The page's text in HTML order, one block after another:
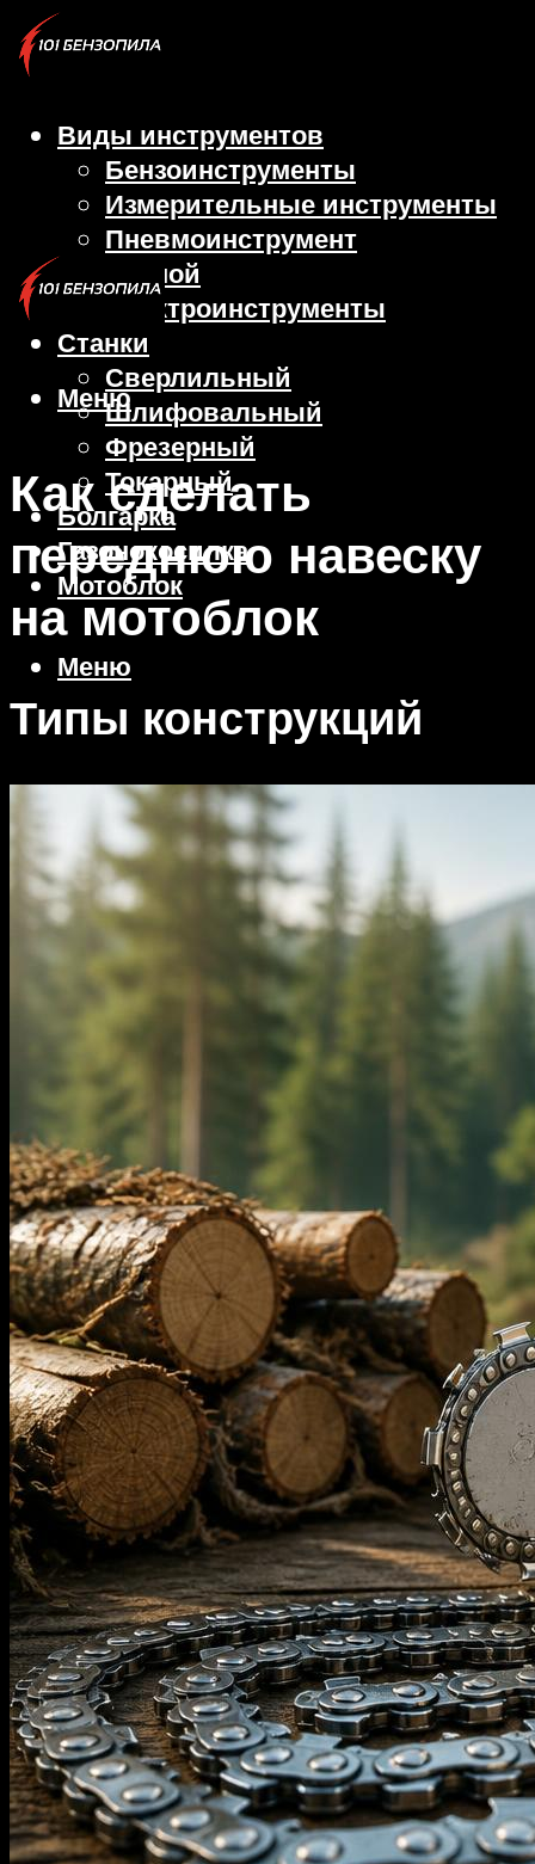
Виды инструментов
Бензоинструменты
Измерительные инструменты
Пневмоинструмент
Ручной
Электроинструменты
Станки
Сверлильный
Шлифовальный
Фрезерный
Токарный
Болгарка
Газонокосилка
Мотоблок
Меню
Меню
Как сделать
переднюю навеску
на мотоблок
Типы конструкций